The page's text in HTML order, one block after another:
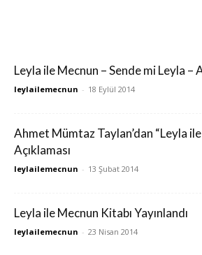
Leyla ile Mecnun – Sende mi Leyla –
leylailemecnun - 18 Eylül 2014
Ahmet Mümtaz Taylan’dan “Leyla
Açıklaması
leylailemecnun - 13 Şubat 2014
Leyla ile Mecnun Kitabı Yayınlandı
leylailemecnun - 23 Nisan 2014